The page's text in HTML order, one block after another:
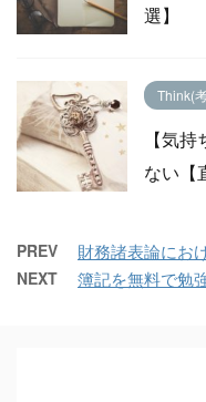
選】
Think(
【気
ない【
PREV 財務諸表論にお
NEXT 簿記を無料で勉